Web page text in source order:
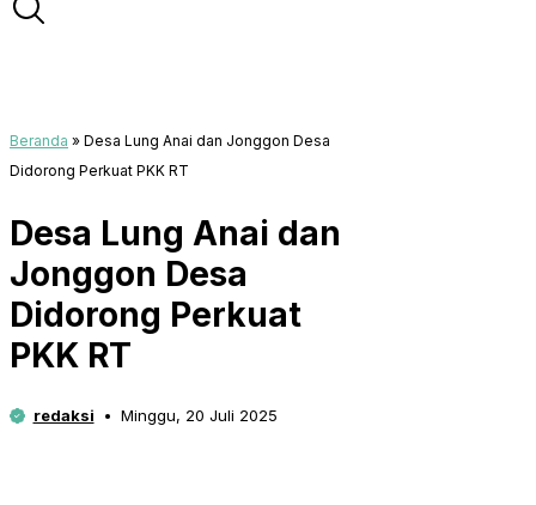
Beranda » Desa Lung Anai dan Jonggon Desa
Didorong Perkuat PKK RT
Desa Lung Anai dan
Jonggon Desa
Didorong Perkuat
PKK RT
redaksi Minggu, 20 Juli 2025